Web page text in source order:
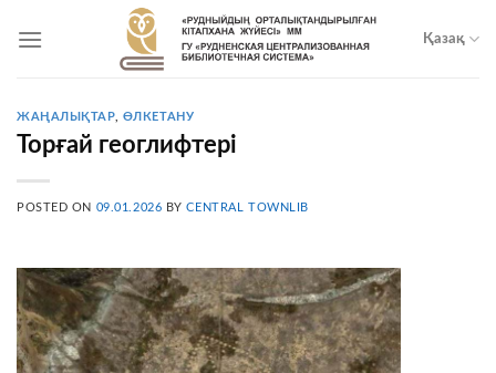
Қазақ
ЖАҢАЛЫҚТАР, ӨЛКЕТАНУ
Торғай геоглифтері
POSTED ON 09.01.2026 BYCENTRAL TOWNLIB